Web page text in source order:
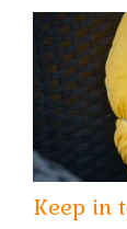
Keep in